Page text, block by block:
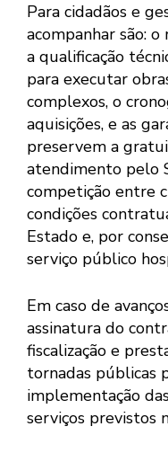
Para cidadãos e
acompanhar são:
a qualificação
para executar
complexos, o
aquisições, e as
preservem a
atendimento pelo
competição entre
condições
Estado e, por
serviço público
Em caso de
assinatura do
fiscalização e
tornadas públicas
implementação
serviços previstos